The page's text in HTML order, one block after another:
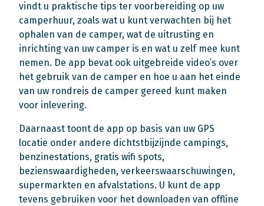
vindt u praktische tips ter voorbereiding op uw
camperhuur, zoals wat u kunt verwachten bij het
ophalen van de camper, wat de uitrusting en
inrichting van uw camper is en wat u zelf mee kunt
nemen. De app bevat ook uitgebreide video’s over
het gebruik van de camper en hoe u aan het einde
van uw rondreis de camper gereed kunt maken
voor inlevering.
Daarnaast toont de app op basis van uw GPS
locatie onder andere dichtstbijzijnde campings,
benzinestations, gratis wifi spots,
bezienswaardigheden, verkeerswaarschuwingen,
supermarkten en afvalstations. U kunt de app
tevens gebruiken voor het downloaden van offline